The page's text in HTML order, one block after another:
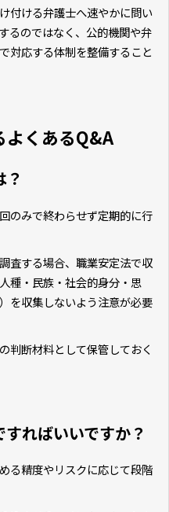
付ける弁護士へ速やかに問い
るのではなく、公的機関や弁
対応する体制を整備すること
よくあるQ&A
のみで終わらせず定期的に行
査する場合、職業安定法で収
種・民族・社会的身分・思
を収集しないよう注意が必要
判断材料として保管しておく
ればいいですか？
る精度やリスクに応じて段階